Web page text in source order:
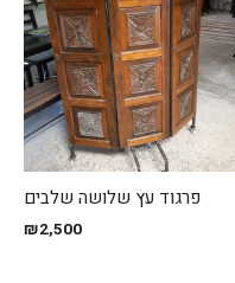
פרגוד עץ שלושה שלבים
₪2,500